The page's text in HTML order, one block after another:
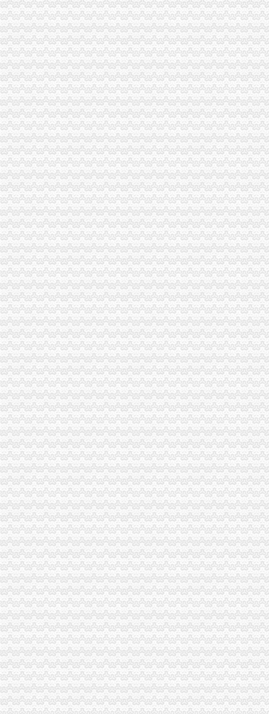
未来3年资本支出逾百亿南山集团中票融资8亿元_中国经济网——国家
南山控股拟收购控股股东旗下资产-中国金融信息网
深圳公司注册深圳注册公司深圳公司增资深圳增资代理深圳南山公司注
【南山公司增资】价格,厂家,图片,公司注册、年检、变更,深圳启
关于公司认购深圳南山宝生村镇银行股份有限公司增资股份的进展公告
深圳市南山增资低多少钱厂家-中科商务网-深圳市尚华企业管理咨
南山集团铝业3.5亿元增资美国子公司（转载）_百姓声音_天涯论坛_
南山企业增资、资产股权转让、一般纳税人转正包过！-深圳58同城
深圳福田公司增资|深圳南山公司增资|深圳罗湖公司增资|龙岗公司增资
供应深圳南山公司各类增资_志趣网
提供服务公司注册工商代理南山增资、南山公司增资、南山区图片_高
福田_罗湖_南山_宝安_龙岗_深圳公司增资_增资_增资增资-钱眼商
【深圳南山公司注册增资验资_企业注册验资_新公司注册验资】-深圳
原告杨远林诉被告湖南南山食品有限公司公司增资纠纷-判裁案例-
福田、罗湖、南山、龙岗、深圳公司增资、增资注册-深圳58同城
【深圳福田公司增资|深圳南山公司增资|深圳罗湖公司增资|垫资】价格_
【南山集团铝业增资扩产铝合金铸项目】据悉,为了应对在_南山铝
南山集团铝业增资扩产铝合金铸项目_南山集团_新浪博客
南山注册公司、深圳企业增资、深圳执照增资、代办深圳公司
南山集团境外增资项目获批|山东省商务厅
南山控股：深圳市南山房地产开发有限公司拟增资深圳市赤湾房地产开
南山企业增资踊跃龙珠院增资500万美元,今年8月试业_新闻中心_
www.51szcaiwu.com深圳公司注册深圳注册公司深圳公司增资深圳增资
速度决定生力福田罗湖南山公司增资快速代办-钱眼产品
【图】2016深圳南山超摆帐显账增资可银行流水_成都公司注册
山东南山铝业股份有限公司增资南山美国先进铝技术有限责任公司建设
【深圳南山注册验资增资_代办验资增资_企业验资增资】-深圳赶集网
南山铝业拟对控股子公司氧化铝公司增资1,875万美元_铝型材-中国建
董你好,请问去年南山控股拟增资控股赤湾地产的计划目前进展如
南山营业执照南山公司注册南山增资1000元办理-深圳58同城
南山区3亿元增资扶持总部经济可获300万_房产资讯-深圳房天下
南山华冠铝材增资项目近日获批_型材专区_幕墙网
深圳公司增资增加注册资金深圳企业公司2015优惠季_深圳东来迎紫企
福田罗湖南山宝安龙岗公司注册增资变更年检代理记帐-钱眼商机
增资完成_南山控股（002314）股吧_东方财富网股吧
公司注册,福田罗湖南山宝安龙华龙岗增资注册工商变更深圳工商年检
深圳南山代理企业增资,企业变更,个体户代办营业执照-爱喇叭网
福田、罗湖、南山、宝安、深圳公司注册、增资变更-阿里巴巴
福田_罗湖_南山_宝安_龙岗_深圳公司增资_增资_增资增资
南山公司增资减资南山公司增资减资_志趣网
深圳南山前海蛇口外资外商企业如何办理增资手续？_天恒信财税_新浪
京山轻机：关于对深圳市慧大成智能科技有限公司进行增资的公告_京
[公告]南山控股：深圳市南山房地产开发有限公司拟增资深圳市赤湾房
【宝安营业执照补资、宝安企业增资、南山公司增资、罗湖公司营业执
南山收购公司、南山转让、南山增资南山申请一般纳税人-深圳58同城
中国南山开发集团_互动百科
公司营业执照转让、变更、增资,补资事宜（南山.宝安.福田）_网商之
山东烟台南山华冠铝材有限公司增资项目近日获批_财经新闻2（财经新
中国南山开发集团-搜百科
南山集团仍难控股烟台银行-经济导报数字报
【福田罗湖南山宝安龙岗深圳公司注册增资变更代理记帐】价
南山集团有限公司|公司|券|发行人_新浪财经_新浪网